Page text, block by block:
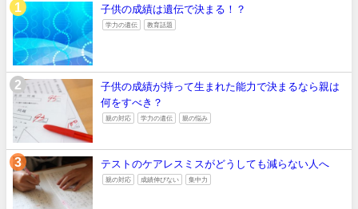
子供の成績は遺伝で決まる！？
学力の遺伝 教育話題
子供の成績が持って生まれた能力で決まるなら親は
何をすべき？
親の対応 学力の遺伝 親の悩み
テストのケアレスミスがどうしても減らない人へ
親の対応 成績伸びない 集中力